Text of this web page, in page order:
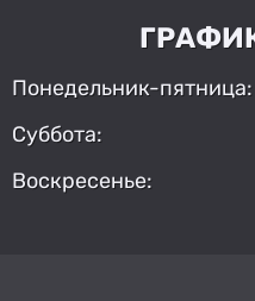
Понедельник-пятница:
Суббота:
Воскресенье: